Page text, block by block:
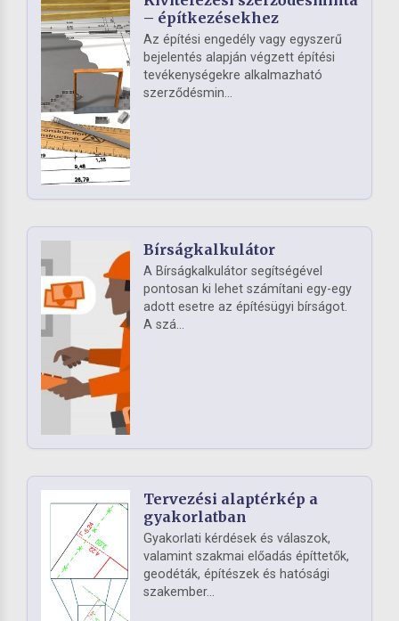
– építkezésekhez
Az építési engedély vagy egyszerű
bejelentés alapján végzett építési
tevékenységekre alkalmazható
szerződésmin...
Bírságkalkulátor
A Bírságkalkulátor segítségével
pontosan ki lehet számítani egy-egy
adott esetre az építésügyi bírságot.
A szá...
Tervezési alaptérkép a
gyakorlatban
Gyakorlati kérdések és válaszok,
valamint szakmai előadás építtetők,
geodéták, építészek és hatósági
szakember...